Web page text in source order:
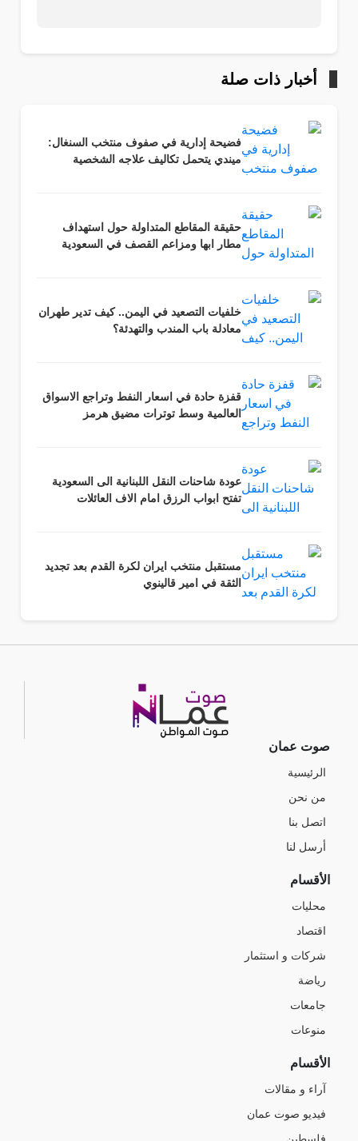
أخبار ذات صلة
فضيحة إدارية في صفوف منتخب السنغال:
ميندي يتحمل تكاليف علاجه الشخصية
حقيقة المقاطع المتداولة حول استهداف
مطار ابها ومزاعم القصف في السعودية
خلفيات التصعيد في اليمن.. كيف تدير طهران
معادلة باب المندب والتهدئة؟
قفزة حادة في اسعار النفط وتراجع الاسواق
العالمية وسط توترات مضيق هرمز
عودة شاحنات النقل اللبنانية الى السعودية
تفتح ابواب الرزق امام الاف العائلات
مستقبل منتخب ايران لكرة القدم بعد تجديد
الثقة في امير قالينوي
صوت عمان
الرئيسية
من نحن
اتصل بنا
أرسل لنا
الأقسام
محليات
اقتصاد
شركات و استثمار
رياضة
جامعات
منوعات
الأقسام
آراء و مقالات
فيديو صوت عمان